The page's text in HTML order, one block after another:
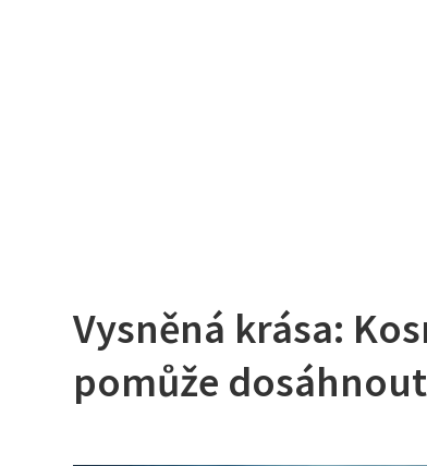
Vysněná krása:
pomůže